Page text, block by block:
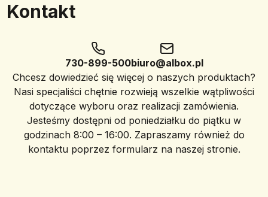
Kontakt
730-899-500biuro@albox.pl
Chcesz dowiedzieć się więcej o naszych produktach?
Nasi specjaliści chętnie rozwieją wszelkie wątpliwości
dotyczące wyboru oraz realizacji zamówienia.
Jesteśmy dostępni od poniedziałku do piątku w
godzinach 8:00 – 16:00. Zapraszamy również do
kontaktu poprzez formularz na naszej stronie.